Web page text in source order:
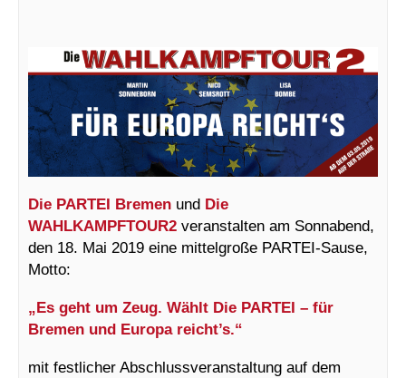
Die PARTEI Bremen und Die
WAHLKAMPFTOUR2 veranstalten am Sonnabend,
den 18. Mai 2019 eine mittelgroße PARTEI-Sause,
Motto:
„Es geht um Zeug. Wählt Die PARTEI – für
Bremen und Europa reicht’s.“
mit festlicher Abschlussveranstaltung auf dem